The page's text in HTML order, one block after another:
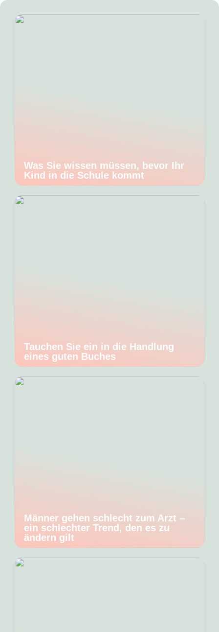
Was Sie wissen müssen, bevor Ihr
Kind in die Schule kommt
Tauchen Sie ein in die Handlung
eines guten Buches
Männer gehen schlecht zum Arzt –
ein schlechter Trend, den es zu
ändern gilt